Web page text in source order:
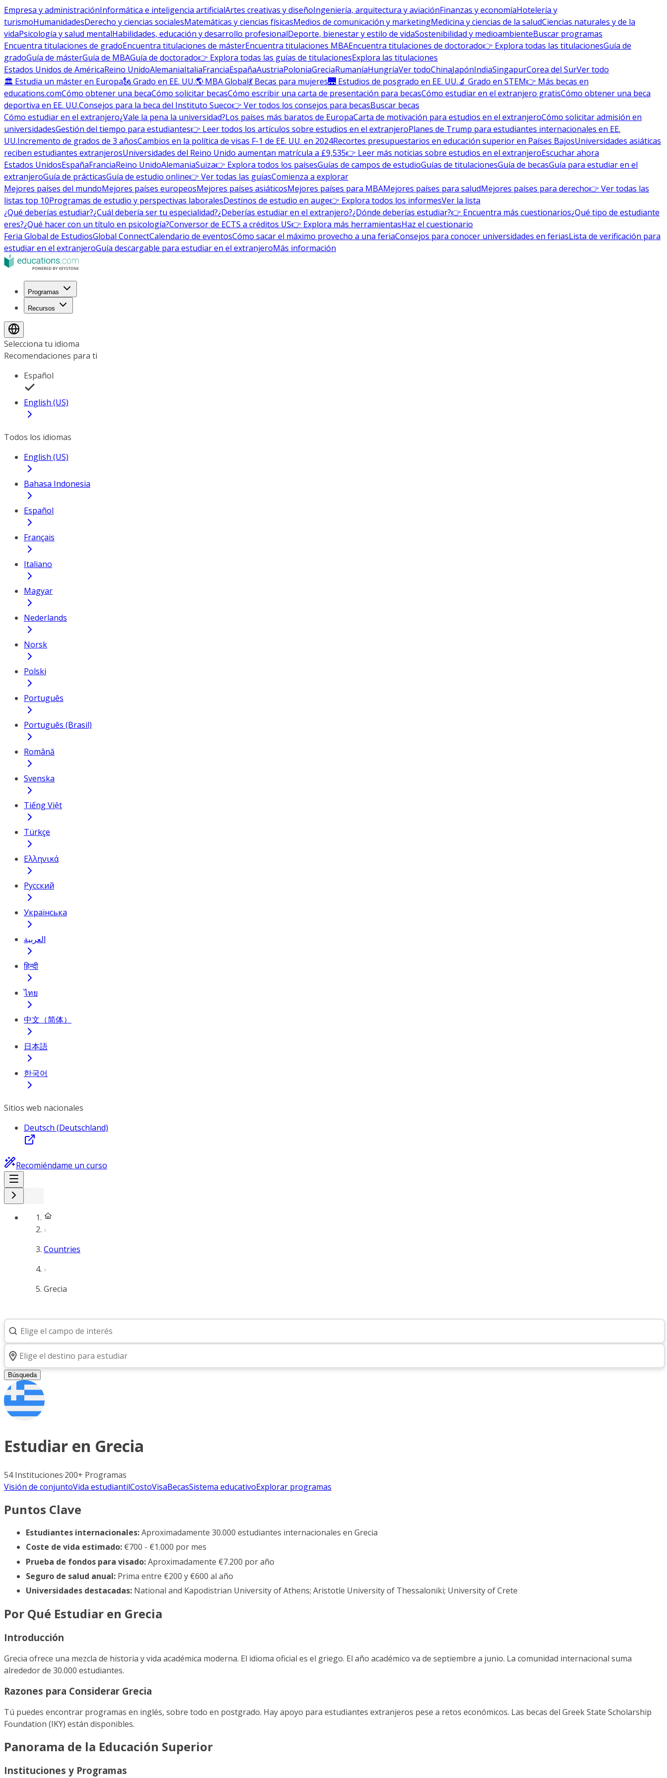
Empresa y administraciónInformática e inteligencia artificialArtes creativas y diseñoIngeniería, arquitectura y aviaciónFinanzas y economíaHotelería y
turismoHumanidadesDerecho y ciencias socialesMatemáticas y ciencias físicasMedios de comunicación y marketingMedicina y ciencias de la saludCiencias naturales y de la
vidaPsicología y salud mentalHabilidades, educación y desarrollo profesionalDeporte, bienestar y estilo de vidaSostenibilidad y medioambienteBuscar programas
Encuentra titulaciones de gradoEncuentra titulaciones de másterEncuentra titulaciones MBAEncuentra titulaciones de doctorado👉 Explora todas las titulacionesGuía de
gradoGuía de másterGuía de MBAGuía de doctorado👉 Explora todas las guías de titulacionesExplora las titulaciones
Estados Unidos de AméricaReino UnidoAlemaniaItaliaFranciaEspañaAustriaPoloniaGreciaRumaníaHungríaVer todoChinaJapónIndiaSingapurCorea del SurVer todo
🏛 Estudia un máster en Europa🗽 Grado en EE. UU.🌎 MBA Global💃 Becas para mujeres🌉 Estudios de posgrado en EE. UU.🔬 Grado en STEM👉 Más becas en
educations.comCómo obtener una becaCómo solicitar becasCómo escribir una carta de presentación para becasCómo estudiar en el extranjero gratisCómo obtener una beca
deportiva en EE. UU.Consejos para la beca del Instituto Sueco👉 Ver todos los consejos para becasBuscar becas
Cómo estudiar en el extranjero¿Vale la pena la universidad?Los países más baratos de EuropaCarta de motivación para estudios en el extranjeroCómo solicitar admisión en
universidadesGestión del tiempo para estudiantes👉 Leer todos los artículos sobre estudios en el extranjeroPlanes de Trump para estudiantes internacionales en EE.
UU.Incremento de grados de 3 añosCambios en la política de visas F-1 de EE. UU. en 2024Recortes presupuestarios en educación superior en Países BajosUniversidades asiáticas
reciben estudiantes extranjerosUniversidades del Reino Unido aumentan matrícula a £9,535👉 Leer más noticias sobre estudios en el extranjeroEscuchar ahora
Estados UnidosEspañaFranciaReino UnidoAlemaniaSuiza👉 Explora todos los paísesGuías de campos de estudioGuías de titulacionesGuía de becasGuía para estudiar en el
extranjeroGuía de prácticasGuía de estudio online👉 Ver todas las guíasComienza a explorar
Mejores países del mundoMejores países europeosMejores países asiáticosMejores países para MBAMejores países para saludMejores países para derecho👉 Ver todas las
listas top 10Programas de estudio y perspectivas laboralesDestinos de estudio en auge👉 Explora todos los informesVer la lista
¿Qué deberías estudiar?¿Cuál debería ser tu especialidad?¿Deberías estudiar en el extranjero?¿Dónde deberías estudiar?👉 Encuentra más cuestionarios¿Qué tipo de estudiante
eres?¿Qué hacer con un título en psicología?Conversor de ECTS a créditos US👉 Explora más herramientasHaz el cuestionario
Feria Global de EstudiosGlobal ConnectCalendario de eventosCómo sacar el máximo provecho a una feriaConsejos para conocer universidades en feriasLista de verificación para
estudiar en el extranjeroGuía descargable para estudiar en el extranjeroMás información
Programas
Recursos
Selecciona tu idioma
Recomendaciones para ti
Español
English (US)
Todos los idiomas
English (US)
Bahasa Indonesia
Español
Français
Italiano
Magyar
Nederlands
Norsk
Polski
Português
Português (Brasil)
Română
Svenska
Tiếng Việt
Türkçe
Ελληνικά
Русский
Українська
العربية
हिन्दी
ไทย
中文（简体）
日本語
한국어
Sitios web nacionales
Deutsch (Deutschland)
Recomiéndame un curso
Countries
Grecia
Búsqueda
Estudiar en Grecia
54 Instituciones·200+ Programas
Visión de conjuntoVida estudiantilCostoVisaBecasSistema educativoExplorar programas
Puntos Clave
Estudiantes internacionales:Aproximadamente 30.000 estudiantes internacionales en Grecia
Coste de vida estimado: €700 - €1.000 por mes
Prueba de fondos para visado:Aproximadamente €7.200 por año
Seguro de salud anual: Prima entre €200 y €600 al año
Universidades destacadas: National and Kapodistrian University of Athens; Aristotle University of Thessaloniki; University of Crete
Por Qué Estudiar en Grecia
Introducción
Grecia ofrece una mezcla de historia y vida académica moderna. El idioma oficial es el griego. El año académico va de septiembre a junio. La comunidad internacional suma
alrededor de 30.000 estudiantes.
Razones para Considerar Grecia
Tú puedes encontrar programas en inglés, sobre todo en postgrado. Hay apoyo para estudiantes extranjeros pese a retos económicos. Las becas del Greek State Scholarship
Foundation (IKY) están disponibles.
Panorama de la Educación Superior
Instituciones y Programas